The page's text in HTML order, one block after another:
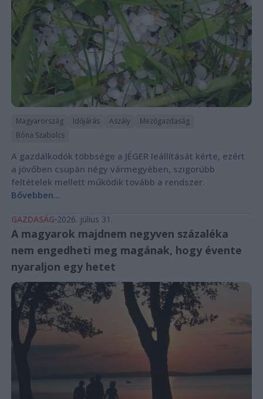
Magyarország Időjárás Aszály
Mezőgazdaság
Bóna Szabolcs
A gazdálkodók többsége a JÉGER leállítását kérte, ezért
a jövőben csupán négy vármegyében, szigorúbb
feltételek mellett működik tovább a rendszer.
Bővebben...
GAZDASÁG 2026. július 31.
A magyarok majdnem negyven százaléka
nem engedheti meg magának, hogy évente
nyaraljon egy hetet